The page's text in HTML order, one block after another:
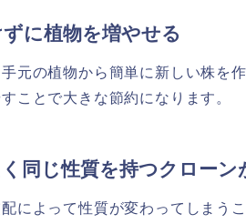
に植物を増やせる
元の植物から簡単に新しい株を
ことで大きな節約になります。
同じ性質を持つクローン
によって性質が変わってしまう